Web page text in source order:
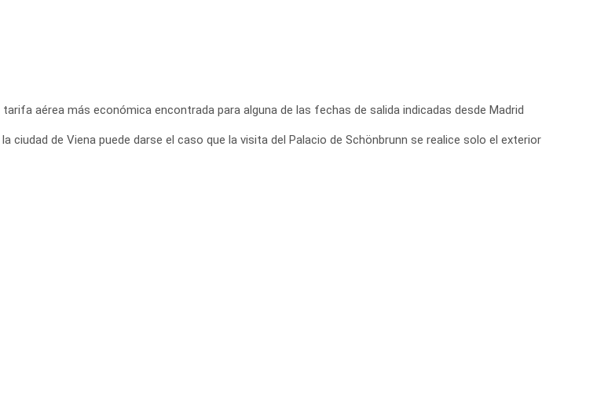
aérea más económica encontrada para alguna de las fechas de salida indicadas desde Madrid
de Viena puede darse el caso que la visita del Palacio de Schönbrunn se realice solo el exterior